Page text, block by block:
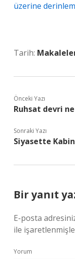
üzerine
Tarih:
Önceki Yazı
Ruhsat devri
Sonraki Yazı
Siyasette
Bir yanıt
E-posta
ile
Yorum